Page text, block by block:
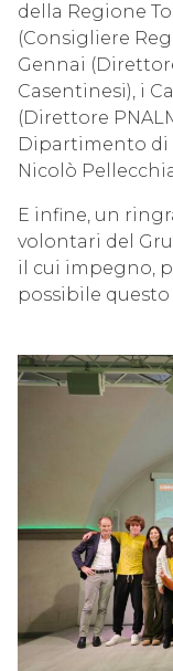
della Regione
(Consigliere
Gennai
Casentinesi), i
(Direttore
Dipartimento di
Nicolò
E infine, un
volontari del
il cui impegno,
possibile